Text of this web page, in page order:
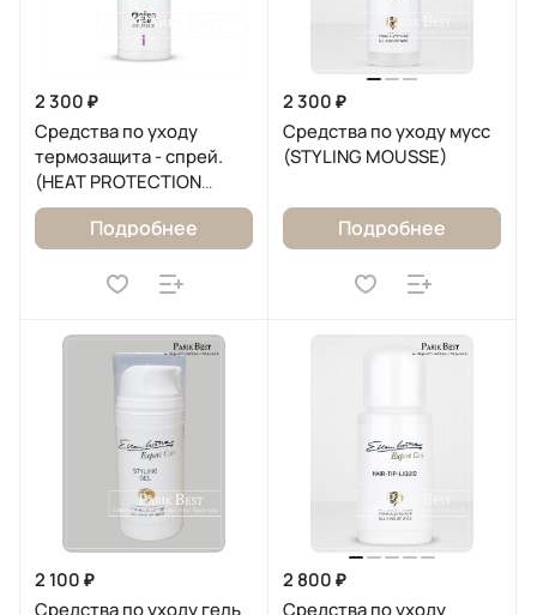
2 300 ₽
Средства по уходу
термозащита - спрей.
(HEAT PROTECTION
SPRAY)
Подробнее
2 300 ₽
Средства по уходу мусс
(STYLING MOUSSE)
Подробнее
2 100 ₽
Средства по уходу гель
2 800 ₽
Средства по уходу